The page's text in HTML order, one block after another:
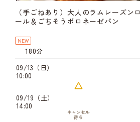
（手ごねあり）大人のラムレーズンロ
ール＆ごちそうボロネーゼパン
NEW
180分
09/13（日）
10:00
09/19（土）
14:00
キャンセル
待ち